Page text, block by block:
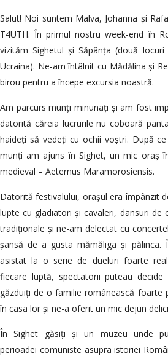
Salut! Noi suntem Malva, Johanna și
T4UTH. În primul nostru week-end în
vizităm Sighetul și Săpânța (două
Ucraina). Ne-am întâlnit cu Mădălina și
birou pentru a începe excursia noastră.
Am parcurs munți minunați și am fost
datorită căreia lucrurile nu coboară
haideți să vedeți cu ochii voștri. După
munți am ajuns în Sighet, un mic oraș
medieval – Aeternus Maramorosiensis.
Datorită festivalului, orașul era împânzit
lupte cu gladiatori și cavaleri, dansuri de
tradiționale și ne-am delectat cu
șansă de a gusta mămăliga și pălinca.
asistat la o serie de dueluri foarte
fiecare luptă, spectatorii puteau
găzduiți de o familie românească foarte
în casa lor și ne-a oferit un mic dejun
În Sighet găsiți și un muzeu unde
perioadei comuniste asupra istoriei